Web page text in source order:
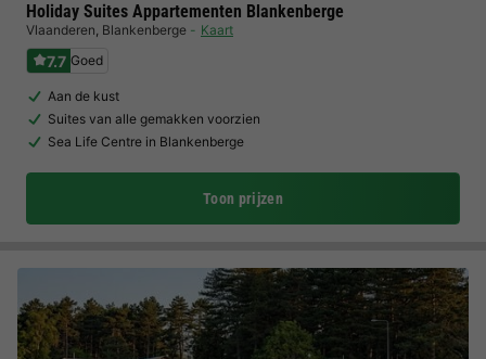
Holiday Suites Appartementen Blankenberge
Vlaanderen, Blankenberge Kaart
7.7 Goed
Aan de kust
Suites van alle gemakken voorzien
Sea Life Centre in Blankenberge
Toon prijzen